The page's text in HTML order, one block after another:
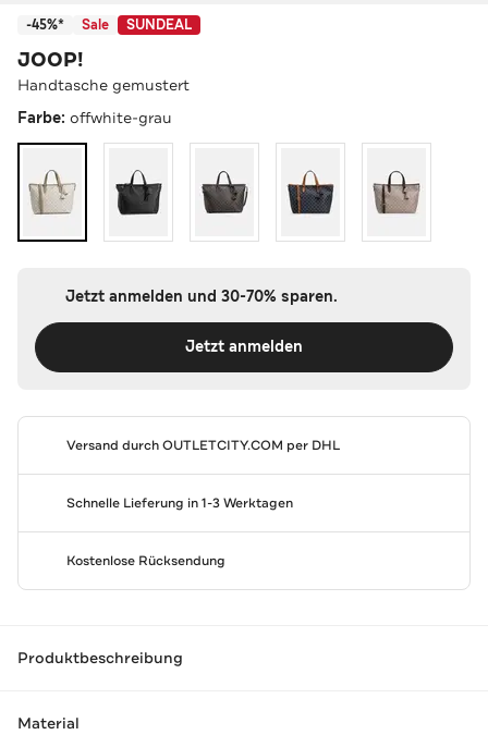
-45%* Sale SUNDEAL
JOOP!
Handtasche gemustert
Farbe: offwhite-grau
Jetzt anmelden und 30-70% sparen.
Jetzt anmelden
Versand durchOUTLETCITY.COM per DHL
Schnelle Lieferung in 1-3 Werktagen
Kostenlose Rücksendung
Produktbeschreibung
Material